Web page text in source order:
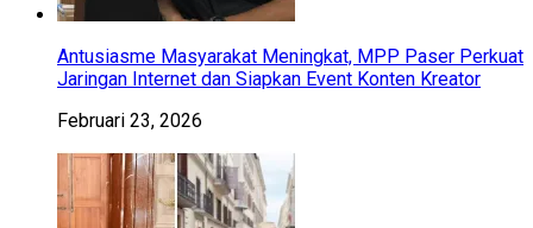
Antusiasme Masyarakat Meningkat, MPP Paser Perkuat
Jaringan Internet dan Siapkan Event Konten Kreator
Februari 23, 2026